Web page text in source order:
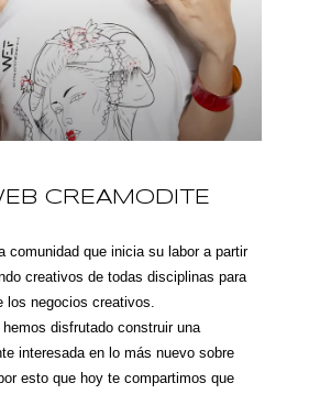
CREAMODITE
comunidad que inicia su labor a partir
creativos de todas disciplinas para
los negocios creativos.
disfrutado construir una
interesada en lo más nuevo sobre
esto que hoy te compartimos que